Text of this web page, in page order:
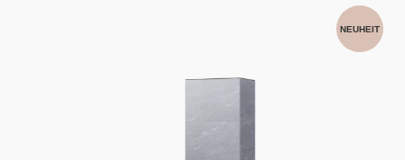
NEUHEIT